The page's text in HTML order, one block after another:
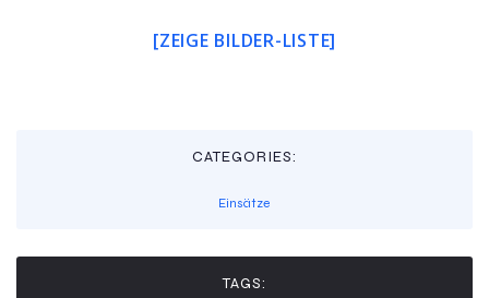
[ZEIGE BILDER-LISTE]
CATEGORIES:
Einsätze
TAGS: